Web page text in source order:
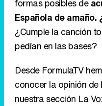
formas posibles de
Española de amaño.
¿Cumple la canción
pedían en las bases?
Desde FormulaTV
conocer la opinión
nuestra sección La